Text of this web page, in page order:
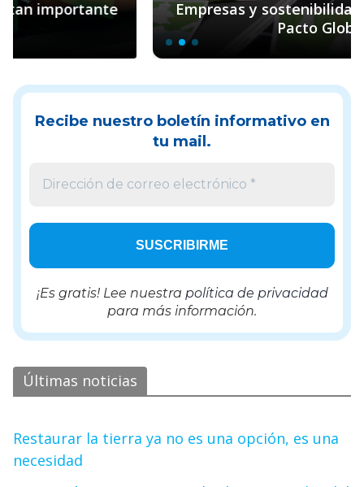
Empresas y sostenibilidad: el rol clave de
Pacto Global
Recibe nuestro boletín informativo en
tu mail.
¡Es gratis! Lee nuestra política de privacidad
para más información.
Últimas noticias
Restaurar la tierra ya no es una opción, es una
necesidad